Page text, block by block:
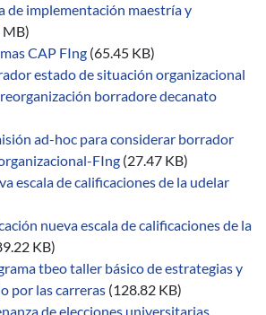
de implementación maestría y
MB)
CAP FIng (65.45 KB)
estado de situación organizacional
borradore decanato
ad-hoc para considerar borrador
FIng (27.47 KB)
escala de calificaciones de la udelar
nueva escala de calificaciones de la
KB)
tbeo taller básico de estrategias y
por las carreras (128.82 KB)
de elecciones universitarias